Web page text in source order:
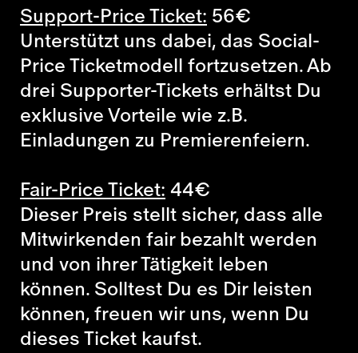
Support-Price Ticket: 56€
Unterstützt uns dabei, das Social-
Price Ticketmodell fortzusetzen. Ab
drei Supporter-Tickets erhältst Du
exklusive Vorteile wie z.B.
Einladungen zu Premierenfeiern.
Fair-Price Ticket:44€
Dieser Preis stellt sicher, dass alle
Mitwirkenden fair bezahlt werden
und von ihrer Tätigkeit leben
können. Solltest Du es Dir leisten
können, freuen wir uns, wenn Du
dieses Ticket kaufst.